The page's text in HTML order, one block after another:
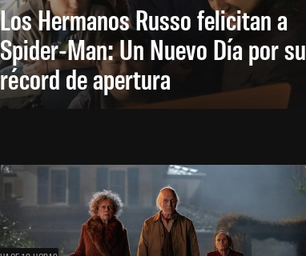
Los Hermanos Russo felicitan a
Spider-Man: Un Nuevo Día por su
récord de apertura